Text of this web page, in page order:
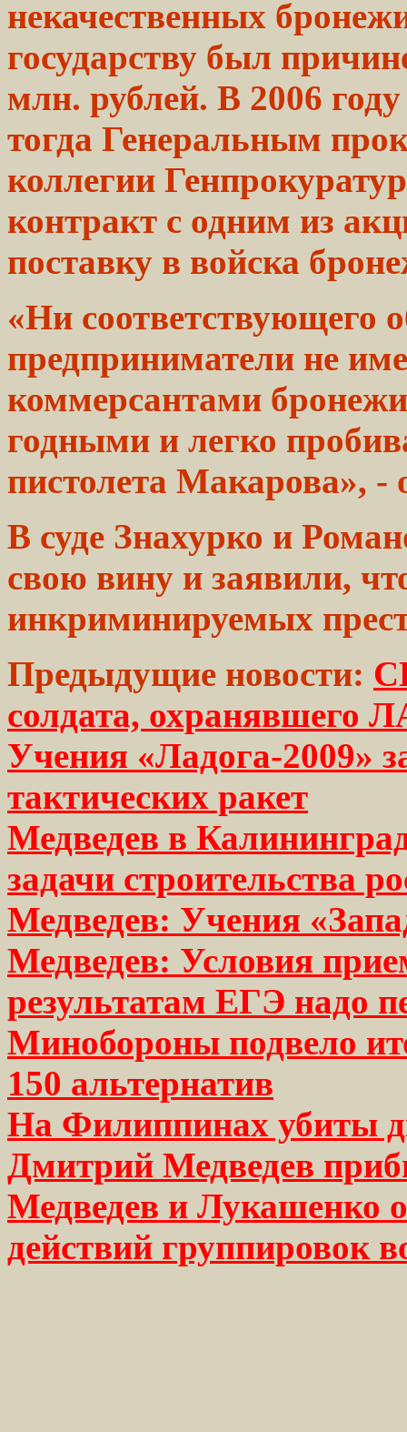
некачественных
государству был
млн. рублей. В 2006
тогда Генеральным
коллегии
контракт с одним из
поставку в войска
«Ни соответствующего
предприниматели не
коммерсантами
годными и легко
пистолета Макарова», -
В суде Знахурко и
свою вину и заявили,
инкриминируемых
Предыдущие новости:
солдата, охранявшего
Учения «Ладога-2009»
тактических ракет
Медведев в
задачи строительства
Медведев: Учения
Медведев: Условия
результатам ЕГЭ надо
Минобороны подвело
150 альтернатив
На Филиппинах убиты
Дмитрий Медведев
Медведев и Лукашенко
действий группировок